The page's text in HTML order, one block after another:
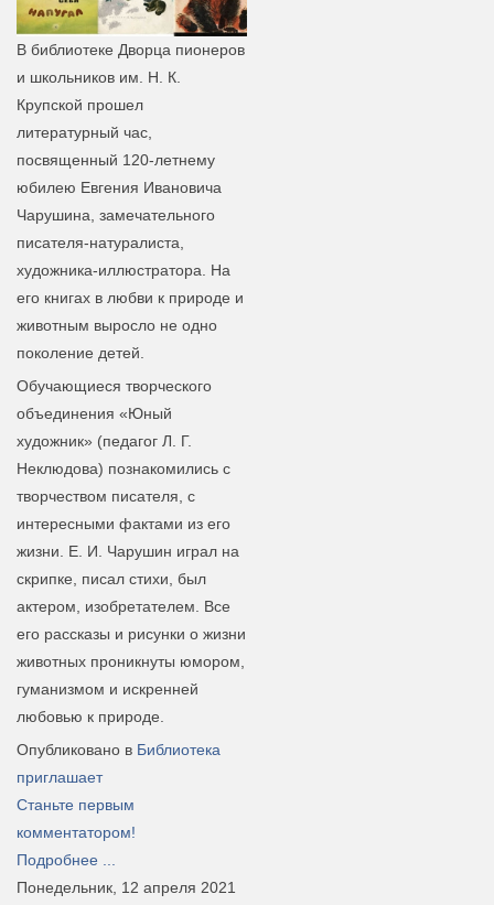
В библиотеке Дворца пионеров
и школьников им. Н. К.
Крупской прошел
литературный час,
посвященный 120-летнему
юбилею Евгения Ивановича
Чарушина, замечательного
писателя-натуралиста,
художника-иллюстратора. На
его книгах в любви к природе и
животным выросло не одно
поколение детей.
Обучающиеся творческого
объединения «Юный
художник» (педагог Л. Г.
Неклюдова) познакомились с
творчеством писателя, с
интересными фактами из его
жизни. Е. И. Чарушин играл на
скрипке, писал стихи, был
актером, изобретателем. Все
его рассказы и рисунки о жизни
животных проникнуты юмором,
гуманизмом и искренней
любовью к природе.
Опубликовано в Библиотека
приглашает
Станьте первым
комментатором!
Подробнее ...
Понедельник, 12 апреля 2021